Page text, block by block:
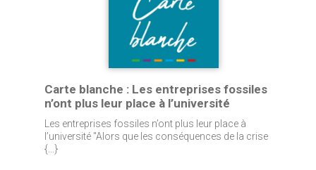
Carte blanche : Les entreprises fossiles
n’ont plus leur place à l’université
Les entreprises fossiles n’ont plus leur place à
l’université "Alors que les conséquences de la crise
{...}